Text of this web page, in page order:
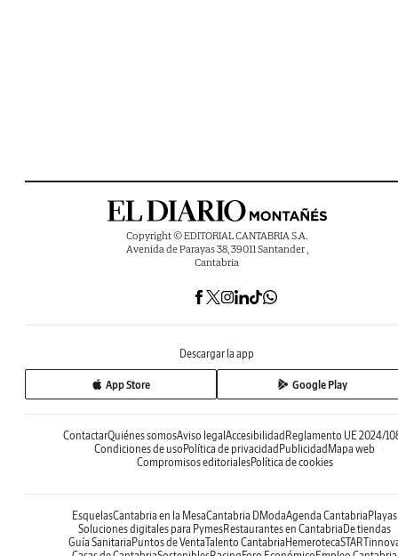
Copyright © EDITORIAL CANTABRIA S.A.
Avenida de Parayas 38, 39011 Santander ,
Cantabria
Descargar la app
App Store Google Play
ContactarQuiénes somosAviso legal Accesibilidad Reglamento UE 2024/
Condiciones de uso Política de privacidad Publicidad Mapa web
Compromisos editorialesPolítica de cookies
EsquelasCantabria en la MesaCantabria DModaAgenda Cantabria Playas
Soluciones digitales para PymesRestaurantes en Cantabria De tiendas
Guía Sanitaria Puntos de VentaTalento Cantabria Hemeroteca